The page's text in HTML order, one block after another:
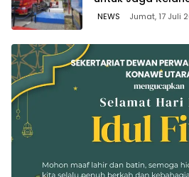
di Seluruh Wilayah
NEWS Jumat, 17 Juli